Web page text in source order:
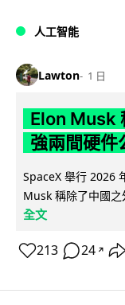
人工智能
Lawton 1 日
Elon Musk
強兩間硬件
SpaceX 舉行 2026
Musk 稱除了中國
全文
213 24 ↗